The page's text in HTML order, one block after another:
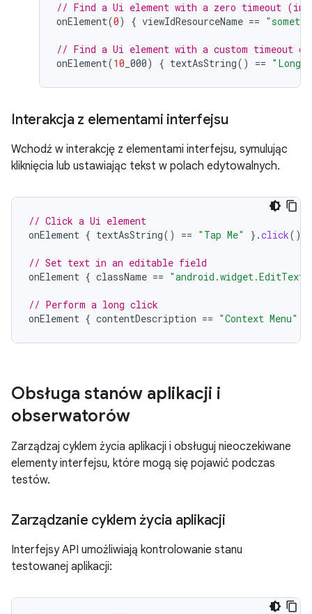
// Find a Ui element with a zero timeout
onElement(0) { viewIdResourceName ==
// Find a Ui element with a custom timeout of
onElement(10 _000) { textAsString() == "Long
Interakcja z elementami interfejsu
Wchodź w interakcję z elementami interfejsu, symulując
kliknięcia lub ustawiając tekst w polach edytowalnych.
// Click a Ui element
onElement { textAsString() == "Tap Me" }.click()
// Set text in an editable field
onElement { className == "android.widget.EditText"
// Perform a long click
onElement { contentDescription == "Context Menu"
Obsługa stanów aplikacji i
obserwatorów
Zarządzaj cyklem życia aplikacji i obsługuj nieoczekiwane
elementy interfejsu, które mogą się pojawić podczas
testów.
Zarządzanie cyklem życia aplikacji
Interfejsy API umożliwiają kontrolowanie stanu
testowanej aplikacji: